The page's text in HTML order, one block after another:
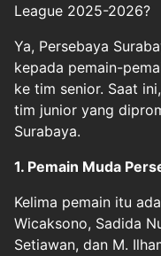
League 2025-2026?
Ya, Persebaya
kepada pemain-
ke tim senior. Saat
tim junior yang
Surabaya.
1. Pemain Muda
Kelima pemain itu
Wicaksono, Sadida
Setiawan, dan M.